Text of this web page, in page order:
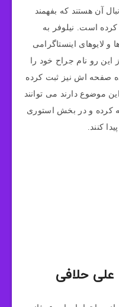
آن هستند که بفهمند
است. نیلوفر به
لایو‌های اینستاگرامی‌
رو نام جراح خود را
صفحه اش نیز ثبت کرده
موضوع دارند می‌ توانند
کرده و در بخش استوری‌
کنند.
علی حلافی